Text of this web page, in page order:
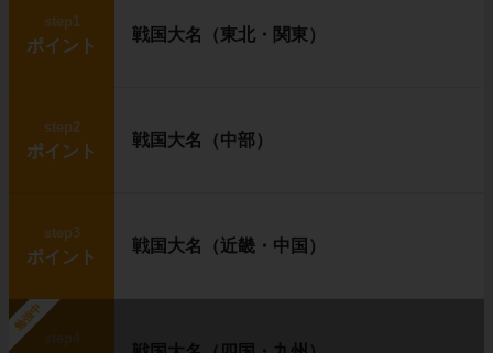
step1
ポイント
戦国大名（東北・関東）
step2
ポイント
戦国大名（中部）
step3
ポイント
戦国大名（近畿・中国）
勉強中